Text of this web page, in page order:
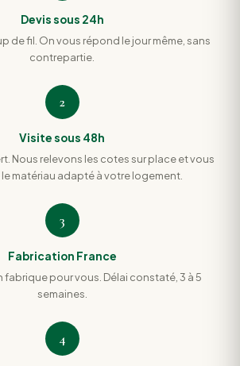
Devis sous 24h
de fil. On vous répond le jour même, sans
contrepartie.
2
Visite sous 48h
Nous relevons les cotes sur place et vous
matériau adapté à votre logement.
3
Fabrication France
fabrique pour vous. Délai constaté, 3 à 5
semaines.
4